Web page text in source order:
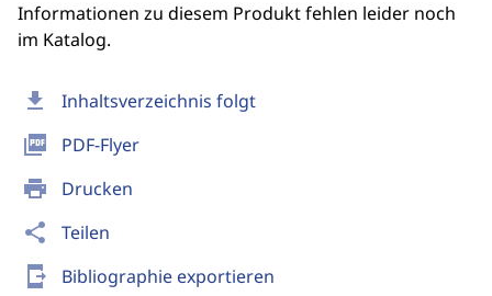
download Inhaltsverzeichnis folgt
picture_as_pdf PDF-Flyer
print Drucken
share Teilen
send_to_mobile Bibliographie exportieren
Informationen zu diesem Produkt fehlen leider noch
im Katalog.